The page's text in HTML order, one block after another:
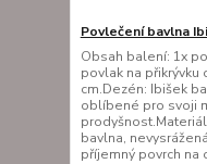
Povlečení bavlna
Obsah balení: 1x
povlak na přikrývku
cm.Dezén: Ibišek
oblíbené pro svoji
bavlna,
příjemný povrch na